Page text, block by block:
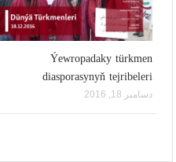
Ýewropadaky türkmen
diasporasynyň tejribeleri
دسامبر 18, 2016